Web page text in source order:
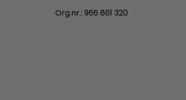
Org.nr.: 966 861 320